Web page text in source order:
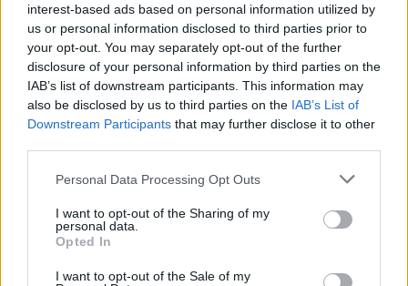
interest-based ads based on personal information utilized by
us or personal information disclosed to third parties prior to
your opt-out. You may separately opt-out of the further
disclosure of your personal information by third parties on the
IAB’s list of downstream participants. This information may
also be disclosed by us to third parties on the IAB’s List of
Downstream Participants that may further disclose it to other
Personal Data Processing Opt Outs
I want to opt-out of the Sharing of my
personal data.
Opted In
I want to opt-out of the Sale of my
21.00, στον πολυχώρο WE (Λεωφ. 3ης Σεπτεμβρίου
με Λαμπράκη)
ΔΙΑΦΗΜΙΣΗ